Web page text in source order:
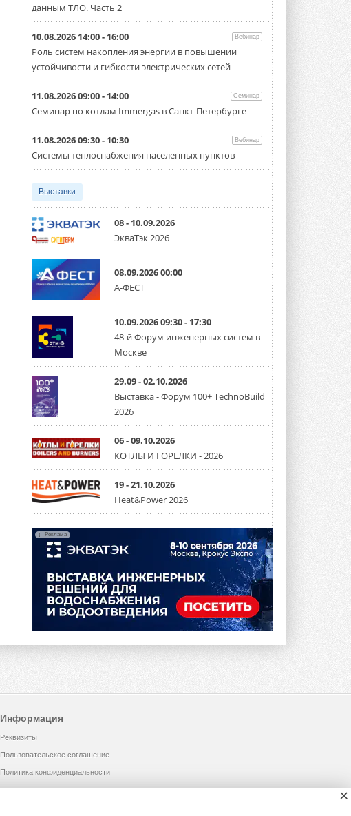
данным ТЛО. Часть 2
10.08.2026 14:00 - 16:00 Вебинар
Роль систем накопления энергии в повышении
устойчивости и гибкости электрических сетей
11.08.2026 09:00 - 14:00 Семинар
Семинар по котлам Immergas в Санкт-Петербурге
11.08.2026 09:30 - 10:30 Вебинар
Системы теплоснабжения населенных пунктов
Выставки
08 - 10.09.2026
ЭкваТэк 2026
08.09.2026 00:00
А-ФЕСТ
10.09.2026 09:30 - 17:30
48-й Форум инженерных систем в
Москве
29.09 - 02.10.2026
Выставка - Форум 100+ TechnoBuild
2026
06 - 09.10.2026
КОТЛЫ И ГОРЕЛКИ - 2026
19 - 21.10.2026
Heat&Power 2026
Реклама
Информация
Реквизиты
Пользовательское соглашение
Политика конфиденциальности
×